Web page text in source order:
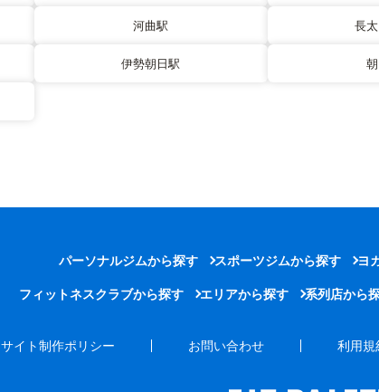
河曲駅 長
伊勢朝日駅
パーソナルジムから探す スポーツジムから探す ヨ
フィットネスクラブから探す エリアから探す 系列店から
サイト制作ポリシー お問い合わせ 利用規